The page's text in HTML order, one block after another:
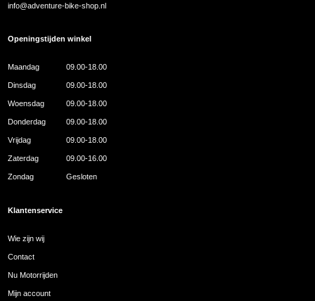
info@adventure-bike-shop.nl
Openingstijden winkel
Maandag 09.00-18.00
Dinsdag 09.00-18.00
Woensdag 09.00-18.00
Donderdag 09.00-18.00
Vrijdag 09.00-18.00
Zaterdag 09.00-16.00
Zondag Gesloten
Klantenservice
Wie zijn wij
Contact
Nu Motorrijden
Mijn account